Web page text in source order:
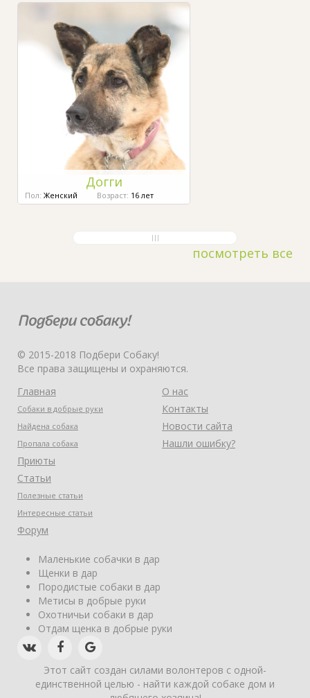
Догги
Пол: Женский Возраст: 16 лет
посмотреть все
© 2015-2018 Подбери Собаку!
Все права защищены и охраняются.
Главная
Собаки в добрые руки
Найдена собака
Пропала собака
Приюты
Статьи
Полезные статьи
Интересные статьи
Форум
О нас
Контакты
Новости сайта
Нашли ошибку?
Маленькие собачки в дар
Щенки в дар
Породистые собаки в дар
Метисы в добрые руки
Охотничьи собаки в дар
Отдам щенка в добрые руки
Этот сайт создан силами волонтеров с одной-
единственной целью - найти каждой собаке дом и